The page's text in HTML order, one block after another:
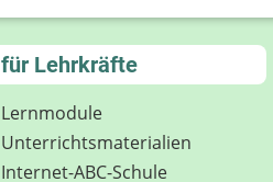
für Lehrkräfte
Lernmodule
Unterrichts­materialien
Internet-ABC-Schule